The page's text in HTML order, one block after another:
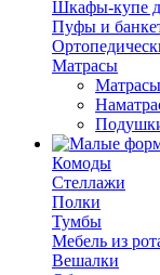
Шкафы-купе
Пуфы и
Матрасы
Комоды
Стеллажи
Полки
Тумбы
Мебель из
Вешалки